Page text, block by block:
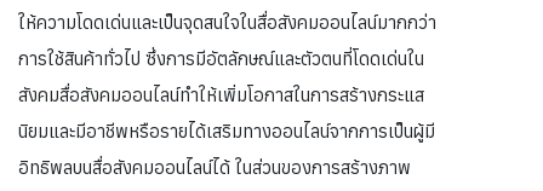
ให้ความโดดเด่นและเป็นจุดสนใจในสื่อสังคมออนไลน์มากกว่า
การใช้สินค้าทั่วไป ซึ่งการมีอัตลักษณ์และตัวตนที่โดดเด่นใน
สังคมสื่อสังคมออนไลน์ทำให้เพิ่มโอกาสในการสร้างกระแส
นิยมและมีอาชีพหรือรายได้เสริมทางออนไลน์จากการเป็นผู้มี
อิทธิพลบนสื่อสังคมออนไลน์ได้ ในส่วนของการสร้างภาพ